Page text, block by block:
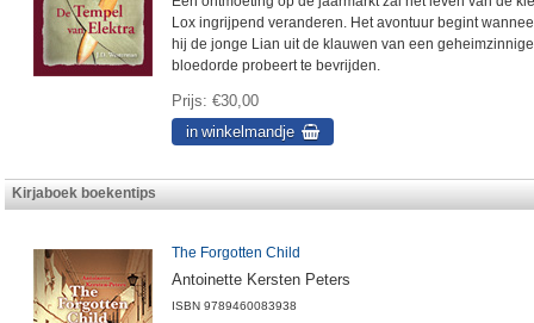
Lox ingrijpend veranderen. Het avontuur begint
hij de jonge Lian uit de klauwen van een geheimzinnige
bloedorde probeert te bevrijden.
Prijs €30,00
Kirjaboek boekentips
The Forgotten Child
Antoinette Kersten Peters
ISBN 9789460083938